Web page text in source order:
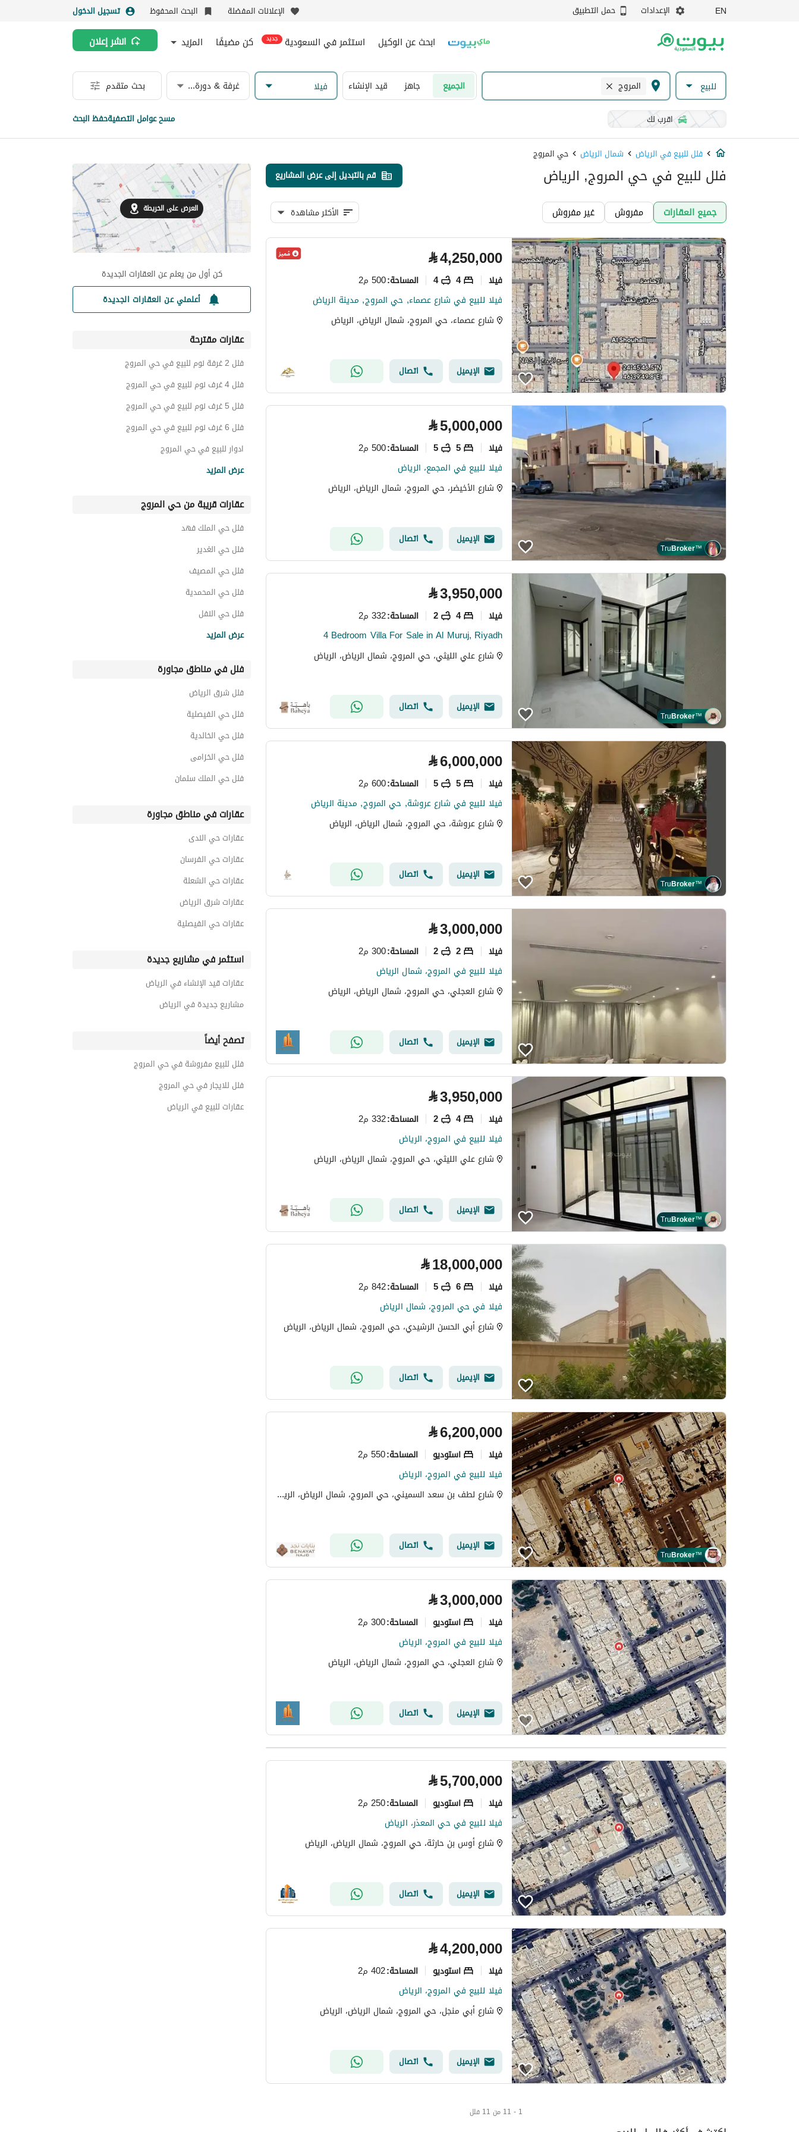
EN الإعدادات حمل التطبيق الإعلانات المفضلة البحث المحفوظ تسجيل الدخول
ابحث عن الوكيل استثمر في السعودية جديد كن مضيفًا المزيد انشر إعلان
للبيع المروج الجميع جاهز قيد الإنشاء فیلا غرفة & دورة مياه بحث متقدم
اقرب لك مسح عوامل التصفيةحفظ البحث
فلل للبيع في الرياض شمال الرياض حي المروج
فلل للبيع في حي المروج, الرياض قم بالتبديل إلى عرض المشاريع
جميع العقارات مفروش غير مفروش الأكثر مشاهدة
⃁4,250,000
فیلا 4
4 المساحة:500 م2
فيلا للبيع في شارع عصماء, حي المروج, مدينة الرياض
شارع عصماء، حي المروج، شمال الرياض، الرياض
الإيميل اتصال
TruBroker™
⃁5,000,000
فیلا 5
5 المساحة:500 م2
فيلا للبيع في المجمع، الرياض
شارع الأخيضر، حي المروج، شمال الرياض، الرياض
الإيميل اتصال
TruBroker™
⃁3,950,000
فیلا 4
2 المساحة:332 م2
4 Bedroom Villa For Sale in Al Muruj, Riyadh
شارع علي الليثي، حي المروج، شمال الرياض، الرياض
الإيميل اتصال
TruBroker™
⃁6,000,000
فیلا 5
5 المساحة:600 م2
فيلا للبيع في شارع عروشة, حي المروج, مدينة الرياض
شارع عروشة، حي المروج، شمال الرياض، الرياض
الإيميل اتصال
⃁3,000,000
فیلا 2
2 المساحة:300 م2
فيلا للبيع في المروج، شمال الرياض
شارع العجلي، حي المروج، شمال الرياض، الرياض
الإيميل اتصال
TruBroker™
⃁3,950,000
فیلا 4
2 المساحة:332 م2
فيلا للبيع في المروج، الرياض
شارع علي الليثي، حي المروج، شمال الرياض، الرياض
الإيميل اتصال
⃁18,000,000
فیلا 6
5 المساحة:842 م2
فيلا في حي المروج، شمال الرياض
شارع أبي الحسن الرشيدي، حي المروج، شمال الرياض، الرياض
الإيميل اتصال
TruBroker™
⃁6,200,000
فیلا استوديو المساحة:550 م2
فيلا للبيع في المروج، الرياض
شارع لطف بن سعد السميني، حي المروج، شمال الرياض، الرياض
الإيميل اتصال
⃁3,000,000
فیلا استوديو المساحة:300 م2
فيلا للبيع في المروج، الرياض
شارع العجلي، حي المروج، شمال الرياض، الرياض
الإيميل اتصال
⃁5,700,000
فیلا استوديو المساحة:250 م2
فيلا للبيع في حي المعذر، الرياض
شارع أوس بن حارثة، حي المروج، شمال الرياض، الرياض
الإيميل اتصال
⃁4,200,000
فیلا استوديو المساحة:402 م2
فيلا للبيع في المروج، الرياض
شارع أبي منجل، حي المروج، شمال الرياض، الرياض
الإيميل اتصال
1 - 11 من 11 فلل
العرض على الخريطة
كن أول من يعلم عن العقارات الجديدة
أعلمني عن العقارات الجديدة
عقارات مقترحة
فلل 2 غرفة نوم للبيع في حي المروج
فلل 4 غرف نوم للبيع في حي المروج
فلل 5 غرف نوم للبيع في حي المروج
فلل 6 غرف نوم للبيع في حي المروج
ادوار للبيع في حي المروج
عقارات للبيع في حي المروج
عرض المزيد
عقارات قريبة من حي المروج
فلل حي الملك فهد
فلل حي الغدير
فلل حي المصيف
فلل حي المحمدية
فلل حي النفل
فلل حي المرسلات
فلل حي الربيع
فلل حي النخيل
عرض المزيد
فلل في مناطق مجاورة
فلل شرق الرياض
فلل حي الفيصلية
فلل حي الخالدية
فلل حي الخزامى
فلل حي الملك سلمان
عقارات في مناطق مجاورة
عقارات حي الندى
عقارات حي الفرسان
عقارات حي الشعلة
عقارات شرق الرياض
عقارات حي الفيصلية
استثمر في مشاريع جديدة
عقارات قيد الإنشاء في الرياض
مشاريع جديدة في الرياض
تصفح أيضاً
فلل للبيع مفروشة في حي المروج
فلل للايجار في حي المروج
عقارات للبيع في الرياض